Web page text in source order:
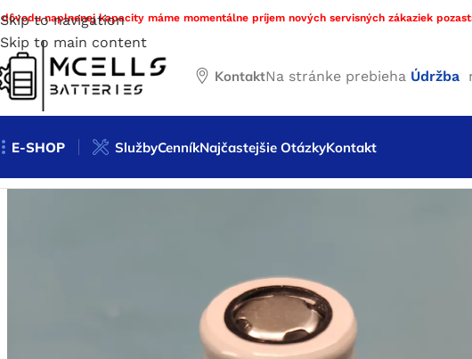
Skip to navigation
Skip to main content
naplnenej kapacity máme momentálne príjem nových servisných zákaziek
KontaktNa stránke prebieha Údržba
E-SHOP SlužbyCenníkNajčastejšie OtázkyKontakt